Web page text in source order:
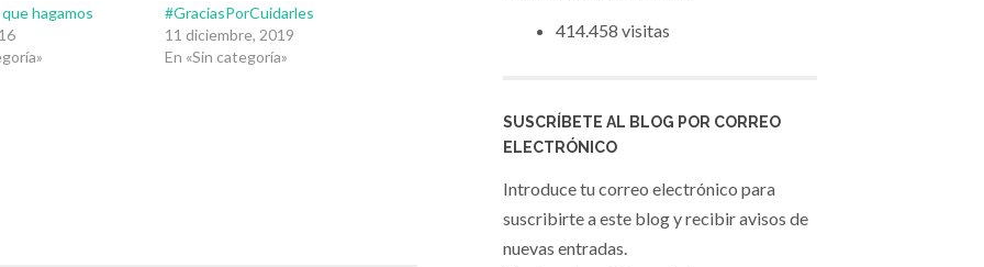
hagamos
#GraciasPorCuidarles
11 diciembre, 2019
En «Sin categoría»
414.458 visitas
SUSCRÍBETE AL BLOG POR CORREO
ELECTRÓNICO
Introduce tu correo electrónico para
suscribirte a este blog y recibir avisos de
nuevas entradas.